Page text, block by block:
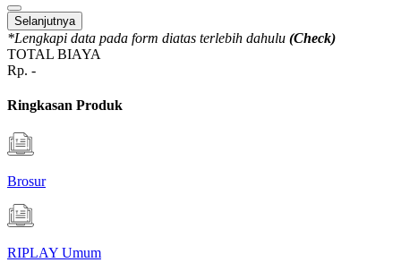
Selanjutnya
*Lengkapi data pada form diatas terlebih dahulu (Check)
TOTAL BIAYA
Rp. -
Ringkasan Produk
Brosur
RIPLAY Umum